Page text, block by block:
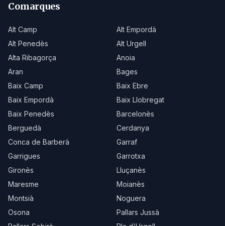
Comarques
Alt Camp
Alt Empordà
Alt Penedès
Alt Urgell
Alta Ribagorça
Anoia
Aran
Bages
Baix Camp
Baix Ebre
Baix Empordà
Baix Llobregat
Baix Penedès
Barcelonès
Berguedà
Cerdanya
Conca de Barberà
Garraf
Garrigues
Garrotxa
Gironès
Lluçanès
Maresme
Moianès
Montsià
Noguera
Osona
Pallars Jussà